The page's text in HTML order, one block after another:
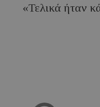
«Τελικά ήταν